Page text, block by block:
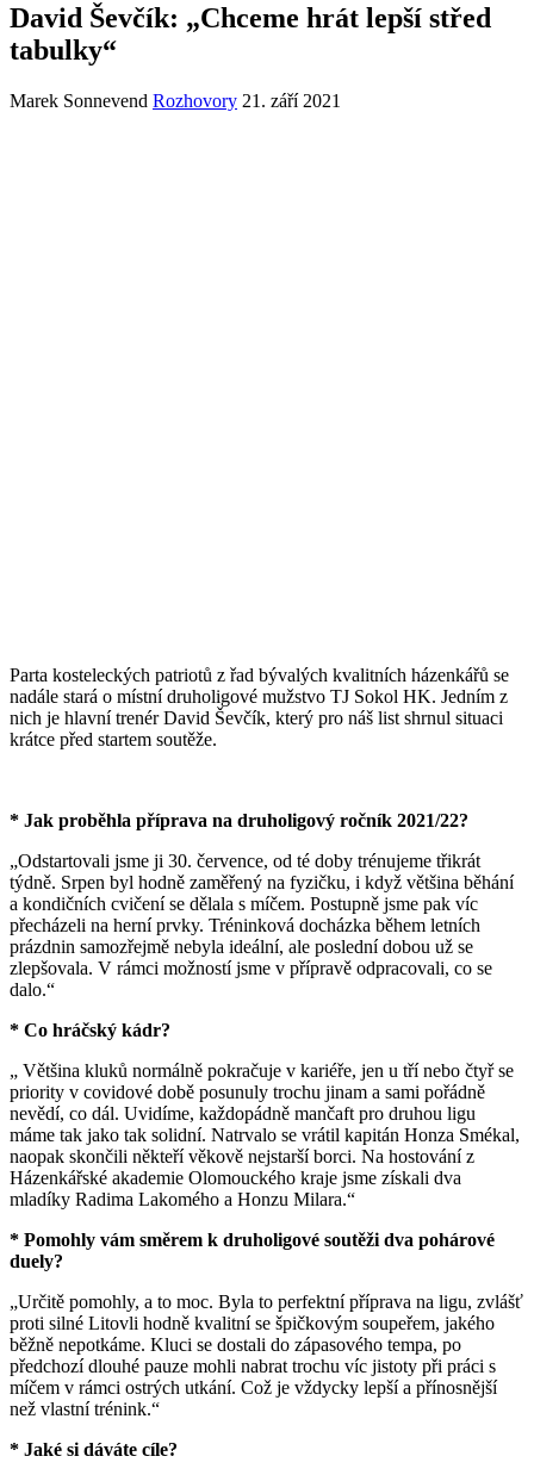
David Ševčík: „Chceme hrát lepší střed
tabulky“
Marek Sonnevend Rozhovory 21. září 2021
Parta kosteleckých patriotů z řad bývalých kvalitních házenkářů se
nadále stará o místní druholigové mužstvo TJ Sokol HK. Jedním z
nich je hlavní trenér David Ševčík, který pro náš list shrnul situaci
krátce před startem soutěže.
* Jak proběhla příprava na druholigový ročník 2021/22?
„Odstartovali jsme ji 30. července, od té doby trénujeme třikrát
týdně. Srpen byl hodně zaměřený na fyzičku, i když většina běhání
a kondičních cvičení se dělala s míčem. Postupně jsme pak víc
přecházeli na herní prvky. Tréninková docházka během letních
prázdnin samozřejmě nebyla ideální, ale poslední dobou už se
zlepšovala. V rámci možností jsme v přípravě odpracovali, co se
dalo.“
* Co hráčský kádr?
„ Většina kluků normálně pokračuje v kariéře, jen u tří nebo čtyř se
priority v covidové době posunuly trochu jinam a sami pořádně
nevědí, co dál. Uvidíme, každopádně mančaft pro druhou ligu
máme tak jako tak solidní. Natrvalo se vrátil kapitán Honza Smékal,
naopak skončili někteří věkově nejstarší borci. Na hostování z
Házenkářské akademie Olomouckého kraje jsme získali dva
mladíky Radima Lakomého a Honzu Milara.“
* Pomohly vám směrem k druholigové soutěži dva pohárové
duely?
„Určitě pomohly, a to moc. Byla to perfektní příprava na ligu, zvlášť
proti silné Litovli hodně kvalitní se špičkovým soupeřem, jakého
běžně nepotkáme. Kluci se dostali do zápasového tempa, po
předchozí dlouhé pauze mohli nabrat trochu víc jistoty při práci s
míčem v rámci ostrých utkání. Což je vždycky lepší a přínosnější
než vlastní trénink.“
* Jaké si dáváte cíle?